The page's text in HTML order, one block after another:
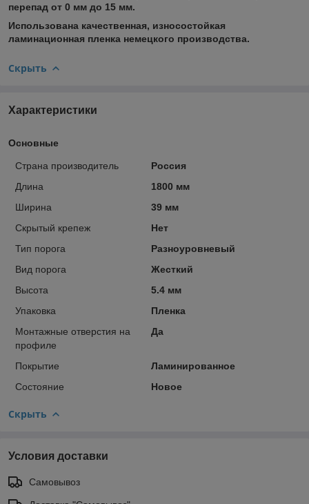
перепад от 0 мм до 15 мм.
Использована качественная, износостойкая
ламинационная пленка немецкого производства.
Скрыть
Характеристики
Основные
Страна производитель
Россия
Длина
1800 мм
Ширина
39 мм
Скрытый крепеж
Нет
Тип порога
Разноуровневый
Вид порога
Жесткий
Высота
5.4 мм
Упаковка
Пленка
Монтажные отверстия на
профиле
Да
Покрытие
Ламинированное
Состояние
Новое
Скрыть
Условия доставки
Самовывоз